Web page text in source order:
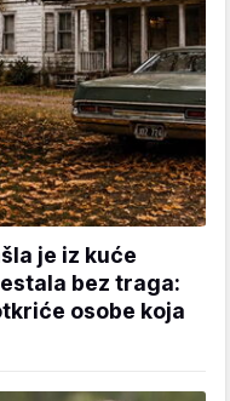
je iz kuće
bez traga:
osobe koja